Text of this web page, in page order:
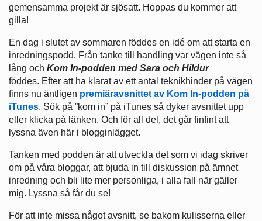
gemensamma projekt är sjösatt. Hoppas du kommer att
gilla!
En dag i slutet av sommaren föddes en idé om att starta en
inredningspodd. Från tanke till handling var vägen inte så
lång och Kom In-podden med Sara och Hildur
föddes. Efter att ha klarat av ett antal teknikhinder på vägen
finns nu äntligen premiäravsnittet av Kom In-podden på
iTunes. Sök på ”kom in” på iTunes så dyker avsnittet upp
eller klicka på länken. Och för all del, det går finfint att
lyssna även här i blogginlägget.
Tanken med podden är att utveckla det som vi idag skriver
om på våra bloggar, att bjuda in till diskussion på ämnet
inredning och bli lite mer personliga, i alla fall när gäller
mig. Lyssna så får du se!
För att inte missa något avsnitt, se bakom kulisserna eller